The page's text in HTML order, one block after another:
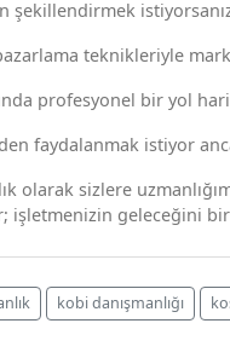
şekillendirmek
teknikleriyle
profesyonel bir yol
faydalanmak istiyor
olarak sizlere
işletmenizin geleceğini
kobi danışmanlığı